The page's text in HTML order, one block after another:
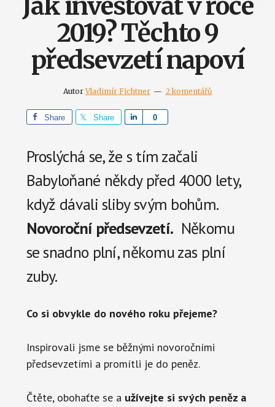
2019? Těchto 9
předsevzetí napoví
AutorVladimír Fichtner 2 komentářů
Share Share 0
r
e
Proslýchá se, že s tím začali
Babyloňané někdy před 4000 lety,
když dávali sliby svým bohům.
Novoroční předsevzetí. Někomu
se snadno plní, někomu zas plní
zuby.
Co si obvykle do nového roku přejeme?
Inspirovali jsme se běžnými novoročními
předsevzetími a promítli je do peněz.
Čtěte, obohaťte se a užívejte si svých peněz a